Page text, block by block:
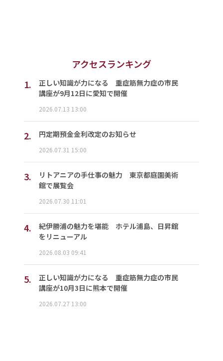
アクセスランキング
1.
正しい知識が力になる 重症筋無力症の市民
講座が9月12日に愛知で開催
2026.07.13 13:00
2. 円定期預金金利改定のお知らせ
2026.07.31 15:00
3.
リトアニアの手仕事の魅力 東京都庭園美術
館で展覧会
2026.07.30 11:01
4.
紀伊勝浦の魅力を堪能 ホテル浦島、日昇館
をリニューアル
2026.08.03 09:41
5.
正しい知識が力になる 重症筋無力症の市民
講座が10月3日に熊本で開催
2026.07.27 13:00